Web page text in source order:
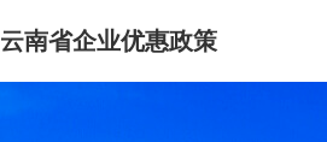
云南省企业优惠政策